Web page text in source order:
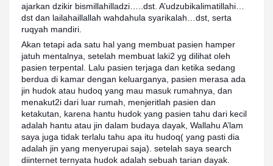
ajarkan dzikir bismillahilladzi…..dst. A’udzubikalimatillahi…
dst dan lailahaillallah wahdahula syarikalah…dst, serta
ruqyah mandiri.
Akan tetapi ada satu hal yang membuat pasien hamper
jatuh mentalnya, setelah membuat laki2 yg dilihat oleh
pasien terpental. Lalu pasien terjaga dan ketika sedang
berdua di kamar dengan keluarganya, pasien merasa ada
jin hudok atau hudoq yang mau masuk rumahnya, dan
menakut2i dari luar rumah, menjeritlah pasien dan
ketakutan, karena hantu hudok yang pasien tahu dari kecil
adalah hantu atau jin dalam budaya dayak, Wallahu A’lam
saya juga tidak terlalu tahu apa itu hudoq( yang pasti dia
adalah jin yang menyerupai saja). setelah saya search
diinternet ternyata hudok adalah sebuah tarian dayak.